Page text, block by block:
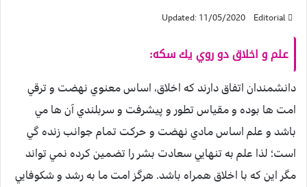
Editorial
Updated: 11/05/2020
علم و اخلاق دو روي يك سكه:‌
دانشمندان اتفاق دارند كه اخلاق، اساس معنوي نهضت و ترقي
امت ها بوده و مقياس تطور و پيشرفت و سربلندي آن ها مي
باشد و علم اساس مادي نهضت و حركت تمام جوانب زنده گي
است؛ لذا علم به تنهايي سعادت بشر را تضمين کرده نمي تواند
مگر اين كه با اخلاق همراه باشد. هرگز امت ما به رشد و شكوفايي